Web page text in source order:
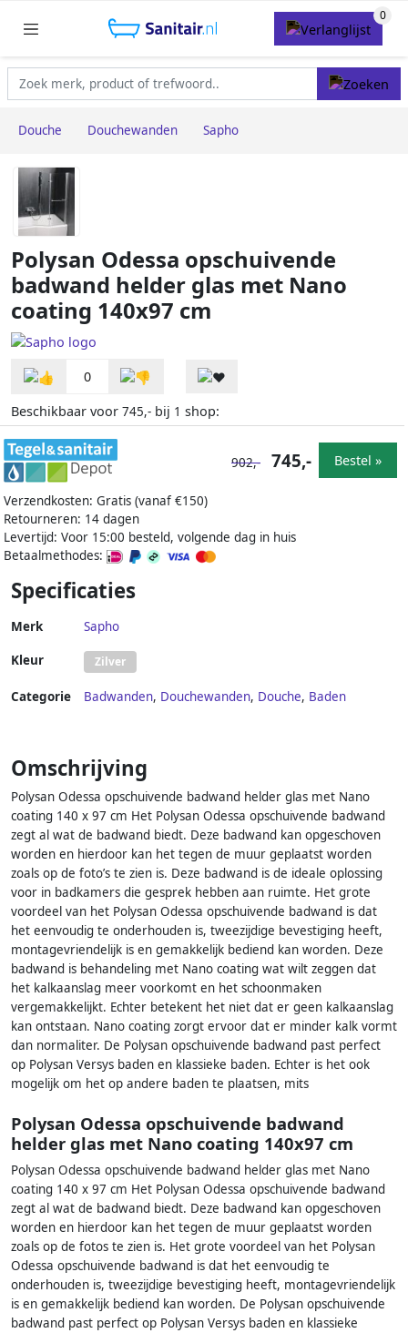
Douche Douchewanden Sapho
Polysan Odessa opschuivende
badwand helder glas met Nano
coating 140x97 cm
0
Beschikbaar voor 745,- bij 1 shop:
Verzendkosten: Gratis (vanaf €150)
Retourneren: 14 dagen
Levertijd: Voor 15:00 besteld, volgende dag in huis
Betaalmethodes:
902,- 745,- Bestel »
Specificaties
Merk Sapho
Kleur Zilver
Categorie Badwanden, Douchewanden, Douche, Baden
Omschrijving
Polysan Odessa opschuivende badwand helder glas met Nano
coating 140 x 97 cm Het Polysan Odessa opschuivende badwand
zegt al wat de badwand biedt. Deze badwand kan opgeschoven
worden en hierdoor kan het tegen de muur geplaatst worden
zoals op de foto’s te zien is. Deze badwand is de ideale oplossing
voor in badkamers die gesprek hebben aan ruimte. Het grote
voordeel van het Polysan Odessa opschuivende badwand is dat
het eenvoudig te onderhouden is, tweezijdige bevestiging heeft,
montagevriendelijk is en gemakkelijk bediend kan worden. Deze
badwand is behandeling met Nano coating wat wilt zeggen dat
het kalkaanslag meer voorkomt en het schoonmaken
vergemakkelijkt. Echter betekent het niet dat er geen kalkaanslag
kan ontstaan. Nano coating zorgt ervoor dat er minder kalk vormt
dan normaliter. De Polysan opschuivende badwand past perfect
op Polysan Versys baden en klassieke baden. Echter is het ook
mogelijk om het op andere baden te plaatsen, mits
Polysan Odessa opschuivende badwand
helder glas met Nano coating 140x97 cm
Polysan Odessa opschuivende badwand helder glas met Nano
coating 140 x 97 cm Het Polysan Odessa opschuivende badwand
zegt al wat de badwand biedt. Deze badwand kan opgeschoven
worden en hierdoor kan het tegen de muur geplaatst worden
zoals op de fotos te zien is. Het grote voordeel van het Polysan
Odessa opschuivende badwand is dat het eenvoudig te
onderhouden is, tweezijdige bevestiging heeft, montagevriendelijk
is en gemakkelijk bediend kan worden. De Polysan opschuivende
badwand past perfect op Polysan Versys baden en klassieke